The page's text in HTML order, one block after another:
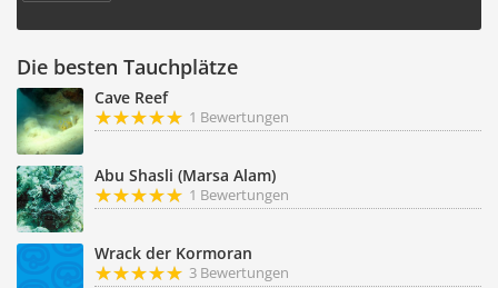
Die besten Tauchplätze
Cave Reef
1 Bewertungen
Abu Shasli (Marsa Alam)
1 Bewertungen
Wrack der Kormoran
3 Bewertungen